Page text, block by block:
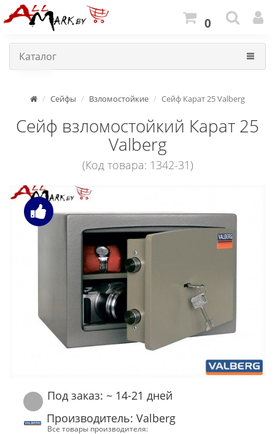
0
Каталог
Сейфы Взломостойкие Сейф Карат 25 Valberg
Сейф взломостойкий Карат 25
Valberg
(Код товара: 1342-31)
Под заказ: ~ 14-21 дней
Производитель: Valberg
Все товары производителя: